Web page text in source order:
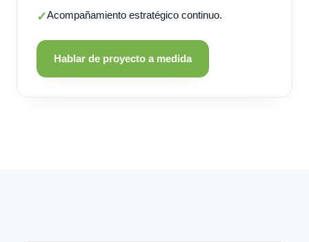
✓Acompañamiento estratégico continuo.
Hablar de proyecto a medida